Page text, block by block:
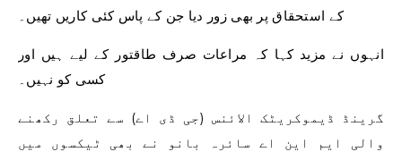
کے استحقاق پر بھی زور دیا جن کے پاس کئی کاریں تھیں۔
انہوں نے مزید کہا کہ مراعات صرف طاقتور کے لیے ہیں اور
کسی کو نہیں۔
گرینڈ ڈیموکریٹک الائنس (جی ڈی اے) سے تعلق رکھنے
والی ایم این اے سائرہ بانو نے بھی ٹیکسوں میں